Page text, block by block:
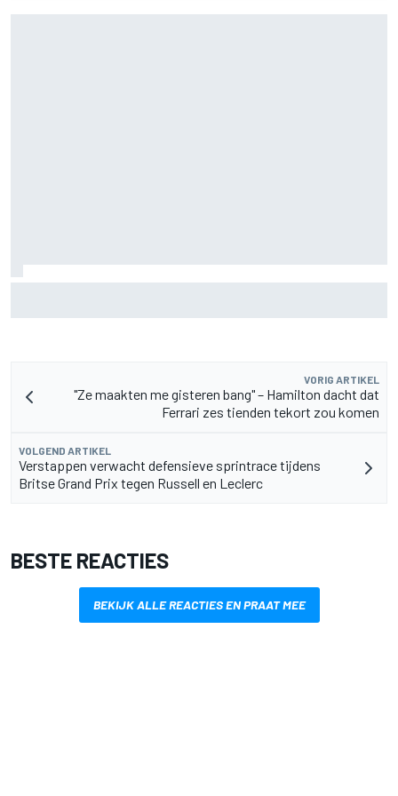
VORIG ARTIKEL
"Ze maakten me gisteren bang" – Hamilton dacht dat
Ferrari zes tienden tekort zou komen
VOLGEND ARTIKEL
Verstappen verwacht defensieve sprintrace tijdens
Britse Grand Prix tegen Russell en Leclerc
BESTE REACTIES
BEKIJK ALLE REACTIES EN PRAAT MEE